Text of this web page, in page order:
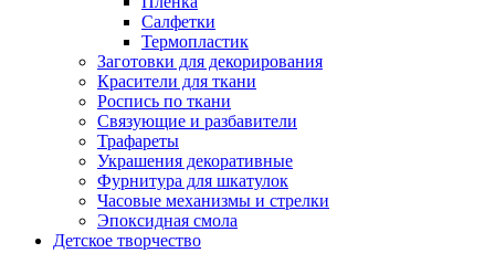
Салфетки
Термопластик
Заготовки для декорирования
Красители для ткани
Роспись по ткани
Связующие и разбавители
Трафареты
Украшения декоративные
Фурнитура для шкатулок
Часовые механизмы и стрелки
Эпоксидная смола
Детское творчество